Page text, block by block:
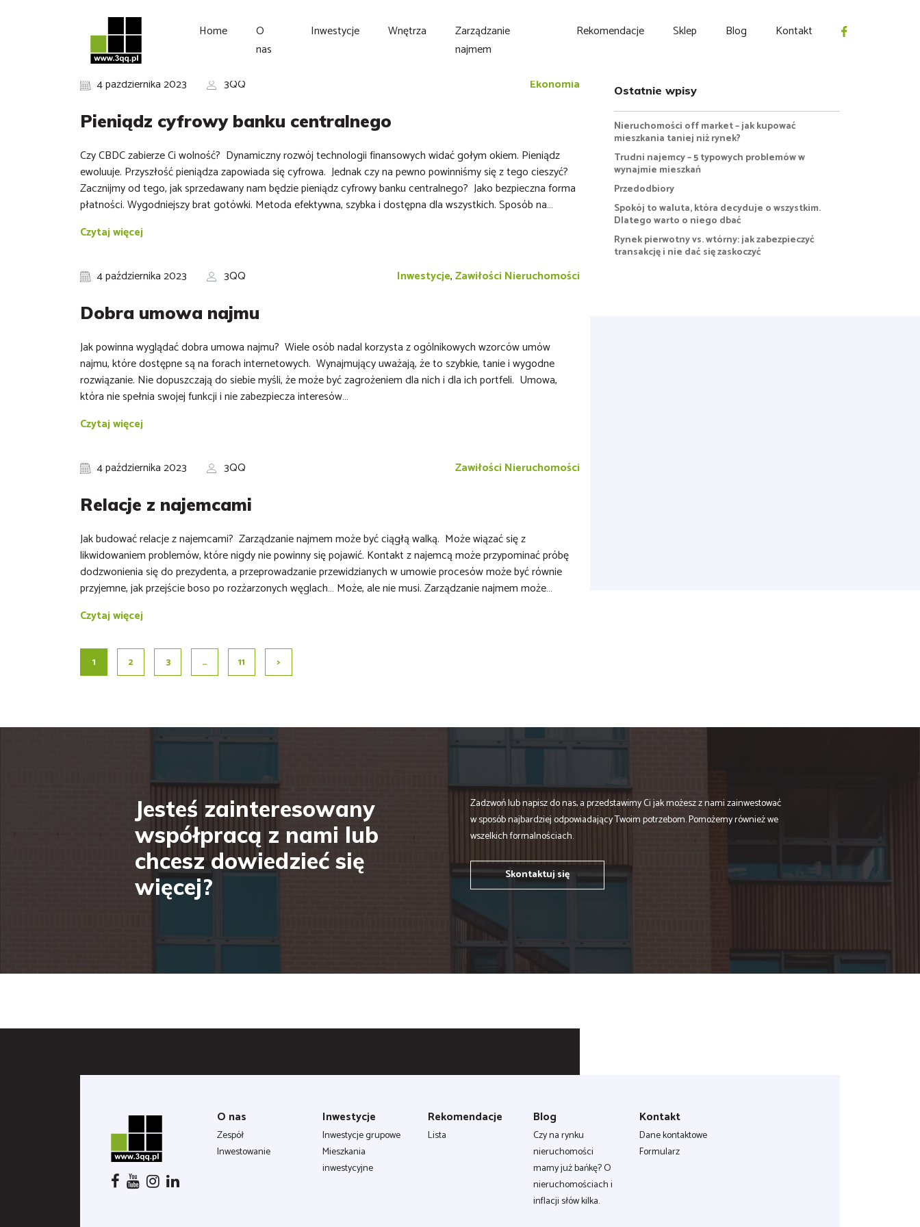
Home
O
nas
Inwestycje Wnętrza
Zarządzanie
najmem
Rekomendacje Sklep Blog Kontakt
4 października 2023 3QQ Ekonomia
Pieniądz cyfrowy banku centralnego
Czy CBDC zabierze Ci wolność? Dynamiczny rozwój technologii finansowych widać gołym okiem. Pieniądz
ewoluuje. Przyszłość pieniądza zapowiada się cyfrowa. Jednak czy na pewno powinniśmy się z tego cieszyć?
Zacznijmy od tego, jak sprzedawany nam będzie pieniądz cyfrowy banku centralnego? Jako bezpieczna forma
płatności. Wygodniejszy brat gotówki. Metoda efektywna, szybka i dostępna dla wszystkich. Sposób na…
Czytaj więcej
4 października 2023 3QQ Inwestycje,Zawiłości Nieruchomości
Dobra umowa najmu
Jak powinna wyglądać dobra umowa najmu? Wiele osób nadal korzysta z ogólnikowych wzorców umów
najmu, które dostępne są na forach internetowych. Wynajmujący uważają, że to szybkie, tanie i wygodne
rozwiązanie. Nie dopuszczają do siebie myśli, że może być zagrożeniem dla nich i dla ich portfeli. Umowa,
która nie spełnia swojej funkcji i nie zabezpiecza interesów…
Czytaj więcej
4 października 2023 3QQ Zawiłości Nieruchomości
Relacje z najemcami
Jak budować relacje z najemcami? Zarządzanie najmem może być ciągłą walką. Może wiązać się z
likwidowaniem problemów, które nigdy nie powinny się pojawić. Kontakt z najemcą może przypominać próbę
dodzwonienia się do prezydenta, a przeprowadzanie przewidzianych w umowie procesów może być równie
przyjemne, jak przejście boso po rozżarzonych węglach… Może, ale nie musi. Zarządzanie najmem może…
Czytaj więcej
Nawigacja
1 2 3 … 11 >
Ostatnie wpisy
Nieruchomości off market – jak kupować
mieszkania taniej niż rynek?
Trudni najemcy – 5 typowych problemów w
wynajmie mieszkań
Przedodbiory
Spokój to waluta, która decyduje o wszystkim.
Dlatego warto o niego dbać
Rynek pierwotny vs. wtórny: jak zabezpieczyć
transakcję i nie dać się zaskoczyć
Jesteś zainteresowany
współpracą z nami lub
chcesz dowiedzieć się
więcej?
Zadzwoń lub napisz do nas, a przedstawimy Ci jak możesz z nami zainwestować
w sposób najbardziej odpowiadający Twoim potrzebom. Pomożemy również we
wszelkich formalnościach.
Skontaktuj się
O nas
Zespół
Inwestowanie
Inwestycje
Inwestycje grupowe
Mieszkania
inwestycyjne
Rekomendacje
Lista
Blog
Czy na rynku
nieruchomości
mamy już bańkę? O
nieruchomościach i
inflacji słów kilka.
Kontakt
Dane kontaktowe
Formularz